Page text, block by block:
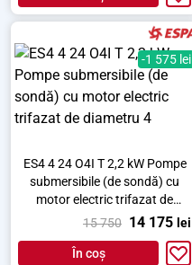
-1 575 lei
ES4 4 24 O4I T 2,2 kW Pompe
submersibile (de sondă) cu
motor electric trifazat de
diametru 4
15 750 14 175 lei
În coș